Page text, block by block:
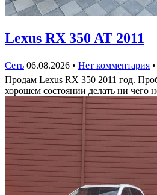
Lexus RX 350 AT 2011
Сеть 06.08.2026 • Нет комментария •
Продам Lexus RX 350 2011 год.
хорошем состоянии делать ни чего